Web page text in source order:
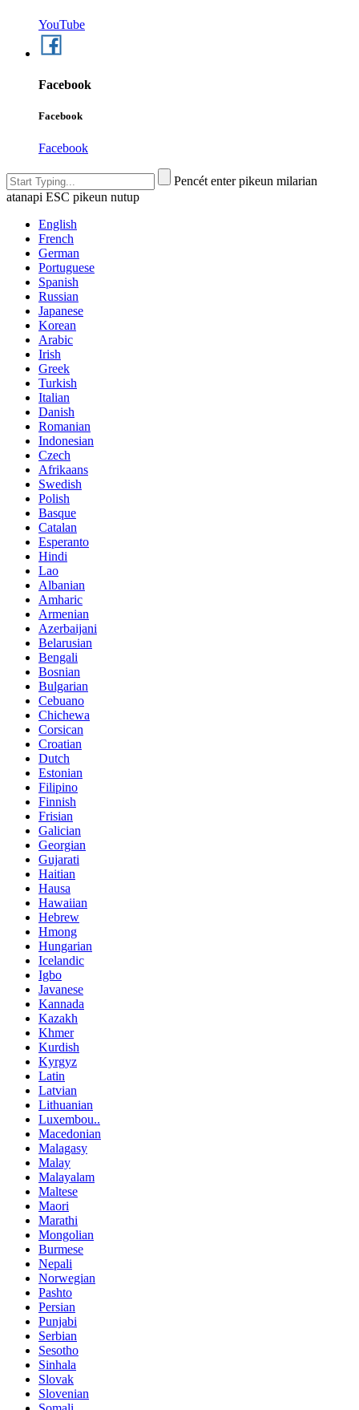
YouTube
Facebook
Facebook
Facebook
Pencét enter pikeun milarian
atanapi ESC pikeun nutup
English
French
German
Portuguese
Spanish
Russian
Japanese
Korean
Arabic
Irish
Greek
Turkish
Italian
Danish
Romanian
Indonesian
Czech
Afrikaans
Swedish
Polish
Basque
Catalan
Esperanto
Hindi
Lao
Albanian
Amharic
Armenian
Azerbaijani
Belarusian
Bengali
Bosnian
Bulgarian
Cebuano
Chichewa
Corsican
Croatian
Dutch
Estonian
Filipino
Finnish
Frisian
Galician
Georgian
Gujarati
Haitian
Hausa
Hawaiian
Hebrew
Hmong
Hungarian
Icelandic
Igbo
Javanese
Kannada
Kazakh
Khmer
Kurdish
Kyrgyz
Latin
Latvian
Lithuanian
Luxembou..
Macedonian
Malagasy
Malay
Malayalam
Maltese
Maori
Marathi
Mongolian
Burmese
Nepali
Norwegian
Pashto
Persian
Punjabi
Serbian
Sesotho
Sinhala
Slovak
Slovenian